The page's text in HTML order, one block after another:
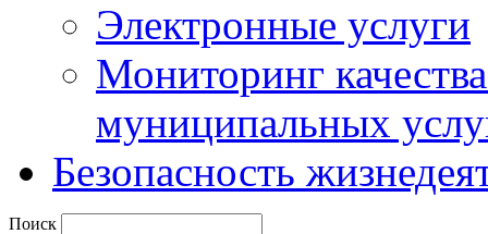
Электронные услуги
Мониторинг
муниципальных
Безопасность
Поиск